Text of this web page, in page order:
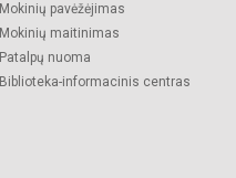
Mokinių pavėžėjimas
Mokinių maitinimas
Patalpų nuoma
Biblioteka-informacinis centras